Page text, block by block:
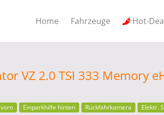
Home Fahrzeuge Hot-
VZ 2.0 TSI 333 Memory
Einparkhilfe hinten Rückfahrkamera Elektr.